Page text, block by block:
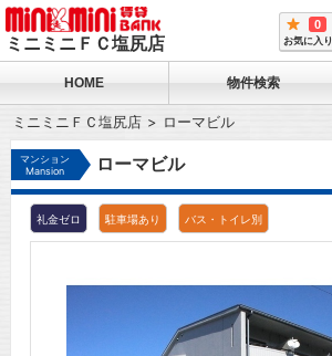
ミニミニＦＣ塩尻店
0
お気に入り
HOME 物件検索
ミニミニＦＣ塩尻店 ローマビル
マンション
Mansion
ローマビル
礼金ゼロ 駐車場あり バス・トイレ別